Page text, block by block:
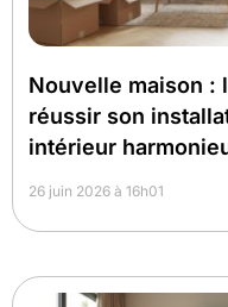
Nouvelle maison :
réussir son
intérieur
26 juin 2026 à 16h01